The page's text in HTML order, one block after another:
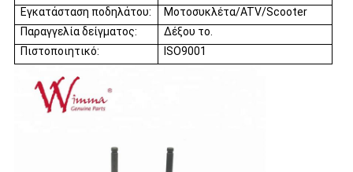
Εγκατάσταση ποδηλάτου:
Μοτοσυκλέτα/ATV/Scooter
Παραγγελία δείγματος:
Δέξου το.
Πιστοποιητικό:
ISO9001